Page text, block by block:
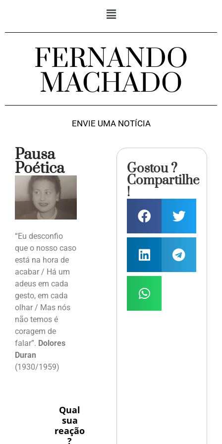
FERNANDO
MACHADO
ENVIE UMA NOTÍCIA
Pausa
Poética
“Eu desconfio
que o nosso caso
está na hora de
acabar / Há um
adeus em cada
gesto, em cada
olhar / Mas nós
não temos é
coragem de
falar”. Dolores
Duran
(1930/1959)
Qual
sua
reação
?
Gostou ?
Compartilhe
!